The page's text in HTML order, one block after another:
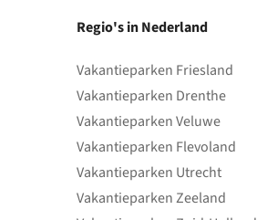
Regio's in Nederland
Vakantieparken Friesland
Vakantieparken Drenthe
Vakantieparken Veluwe
Vakantieparken Flevoland
Vakantieparken Utrecht
Vakantieparken Zeeland